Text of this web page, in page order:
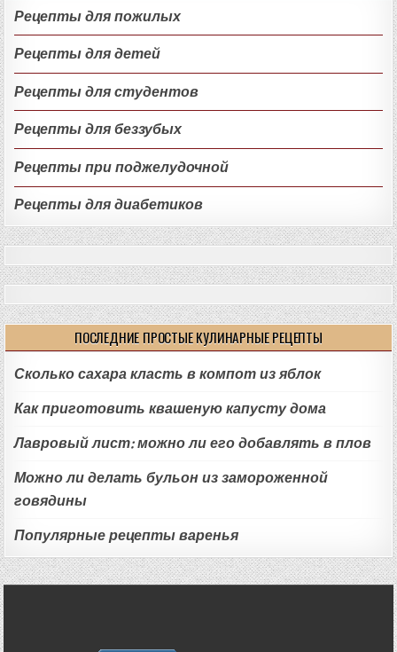
Рецепты для пожилых
Рецепты для детей
Рецепты для студентов
Рецепты для беззубых
Рецепты при поджелудочной
Рецепты для диабетиков
ПОСЛЕДНИЕ ПРОСТЫЕ КУЛИНАРНЫЕ РЕЦЕПТЫ
Сколько сахара класть в компот из яблок
Как приготовить квашеную капусту дома
Лавровый лист: можно ли его добавлять в плов
Можно ли делать бульон из замороженной
говядины
Популярные рецепты варенья